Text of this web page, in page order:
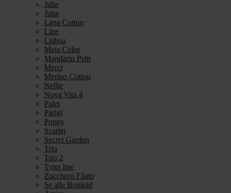
Julie
Jutta
Lana Cotton
Line
Lisboa
Maja Color
Mandarin Petit
Merci
Merino Cotton
Nellie
Nova Vita 4
Palet
Parigi
Poppy
Scarlet
Secret Garden
Trio
Trio 2
Tynn line
Zucchero Filato
Se alle Bomuld